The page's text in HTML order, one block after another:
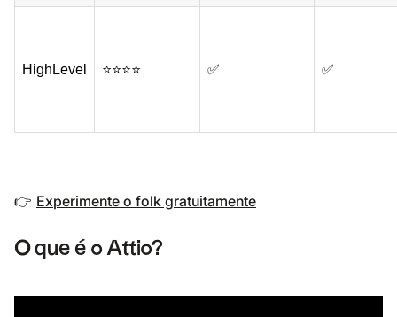
HighLevel ⭐⭐⭐⭐ ✅ ✅
👉 Experimente o folk gratuitamente
O que é o Attio?